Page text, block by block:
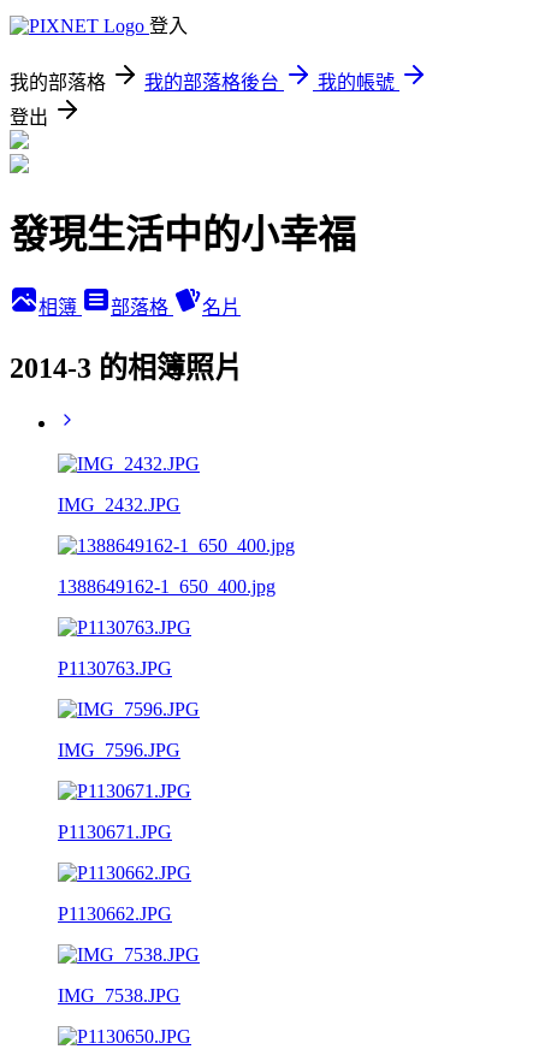
登入
我的部落格 我的部落格後台
我的帳號
登出
發現生活中的小幸福
相簿 部落格 名片
2014-3 的相簿照片
IMG_2432.JPG
1388649162-1_650_400.jpg
P1130763.JPG
IMG_7596.JPG
P1130671.JPG
P1130662.JPG
IMG_7538.JPG